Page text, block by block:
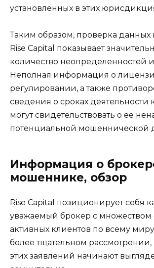
установленных в этих
Таким образом, проверка
Rise Capital показывает
количество неопределенностей
Неполная информация о
регулировании, а также
сведения о сроках деятельности
могут свидетельствовать о ее
потенциальной мошеннической
Информация о
мошеннике, обзор
Rise Capital позиционирует себя
уважаемый брокер с
активных клиентов по всему
более тщательном
этих заявлений начинают